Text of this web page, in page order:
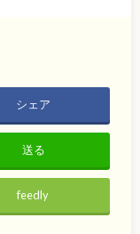
シェア
送る
feedly